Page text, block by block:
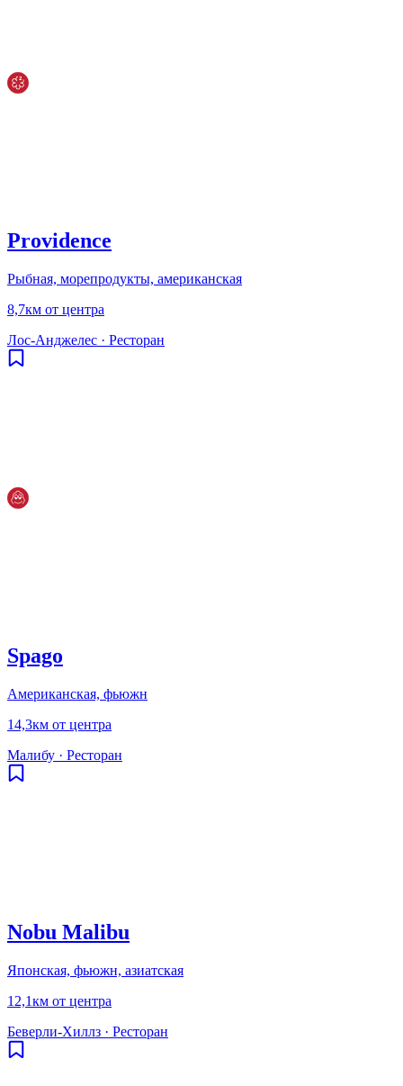
Providence
Рыбная, морепродукты, американская
8,7км от центра
Лос-Анджелес · Ресторан
Spago
Американская, фьюжн
14,3км от центра
Малибу · Ресторан
Nobu Malibu
Японская, фьюжн, азиатская
12,1км от центра
Беверли-Хиллз · Ресторан